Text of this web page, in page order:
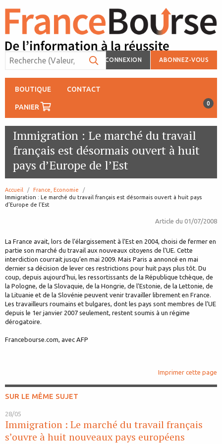
CONNEXION ABONNEZ-VOUS
BOUTIQUE CONTACT
PANIER 0
Immigration : Le marché du travail
français est désormais ouvert à huit
pays d’Europe de l’Est
Accueil
France, Economie
page:
Immigration : Le marché du travail français est désormais ouvert à huit pays
d’Europe de l’Est
Article du 01/07/2008
La France avait, lors de l’élargissement à l’Est en 2004, choisi de fermer en
partie son marché du travail aux nouveaux citoyens de l’UE. Cette
interdiction courrait jusqu’en mai 2009. Mais Paris a annoncé en mai
dernier sa décision de lever ces restrictions pour huit pays plus tôt. Du
coup, depuis aujourd’hui, les ressortissants de la République tchèque, de
la Pologne, de la Slovaquie, de la Hongrie, de l’Estonie, de la Lettonie, de
la Lituanie et de la Slovénie peuvent venir travailler librement en France.
Les travailleurs roumains et bulgares, dont les pays sont membres de l’UE
depuis le 1er janvier 2007 seulement, restent soumis à un régime
dérogatoire.
Francebourse.com, avec AFP
Imprimer cette page
SUR LE MÊME SUJET
28/05
Immigration : Le marché du travail français
s’ouvre à huit nouveaux pays européens